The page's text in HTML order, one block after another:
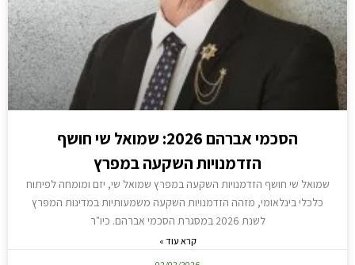
הסכמי אברהם 2026: שמואל שי חושף
הזדמנויות השקעה במפרץ
שמואל שי חושף הזדמנויות השקעה במפרץ שמואל שי, יזם ומומחה לפיתוח
כלכלי בינלאומי, מזהה הזדמנויות השקעה משמעותיות במדינות המפרץ
לשנת 2026 במסגרת הסכמי אברהם. כיו"ר
קרא עוד »